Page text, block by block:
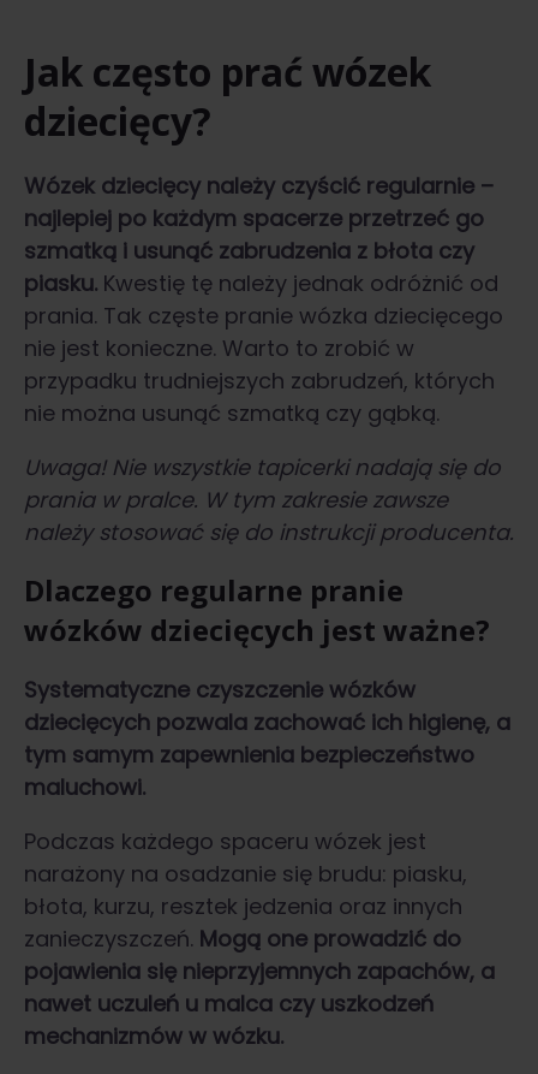
Jak często prać wózek
dziecięcy?
Wózek dziecięcy należy czyścić regularnie –
najlepiej po każdym spacerze przetrzeć go
szmatką i usunąć zabrudzenia z błota czy
piasku. Kwestię tę należy jednak odróżnić od
prania. Tak częste pranie wózka dziecięcego
nie jest konieczne. Warto to zrobić w
przypadku trudniejszych zabrudzeń, których
nie można usunąć szmatką czy gąbką.
Uwaga! Nie wszystkie tapicerki nadają się do
prania w pralce. W tym zakresie zawsze
należy stosować się do instrukcji producenta.
Dlaczego regularne pranie
wózków dziecięcych jest ważne?
Systematyczne czyszczenie wózków
dziecięcych pozwala zachować ich higienę, a
tym samym zapewnienia bezpieczeństwo
maluchowi.
Podczas każdego spaceru wózek jest
narażony na osadzanie się brudu: piasku,
błota, kurzu, resztek jedzenia oraz innych
zanieczyszczeń. Mogą one prowadzić do
pojawienia się nieprzyjemnych zapachów, a
nawet uczuleń u malca czy uszkodzeń
mechanizmów w wózku.